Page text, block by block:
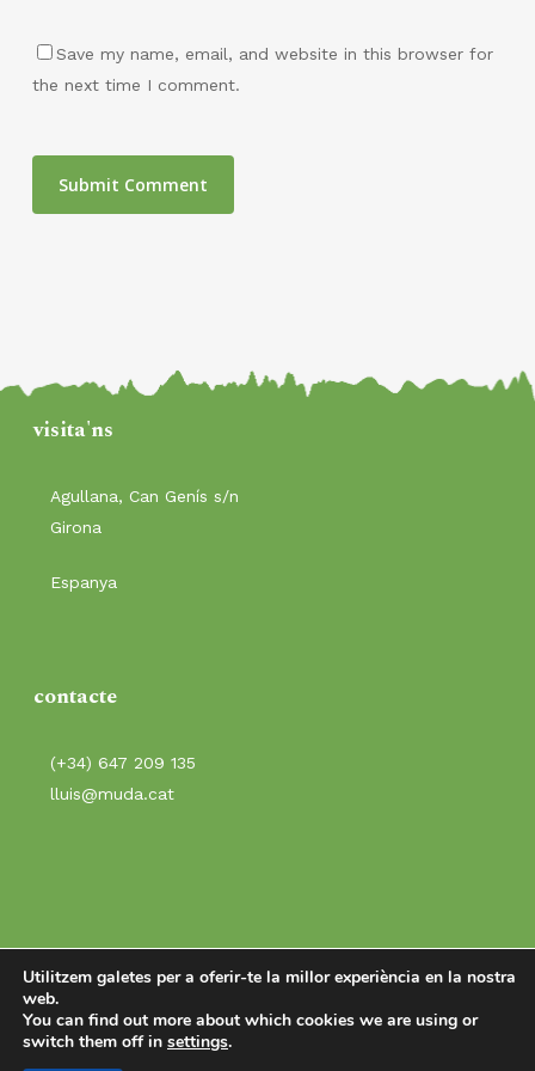
Save my name, email, and website in this browser for
the next time I comment.
visita'ns
Agullana, Can Genís s/n
Girona
Espanya
contacte
(+34) 647 209 135
lluis@muda.cat
Utilitzem galetes per a oferir-te la millor experiència en la nostra
web.
You can find out more about which cookies we are using or
switch them off in settings.